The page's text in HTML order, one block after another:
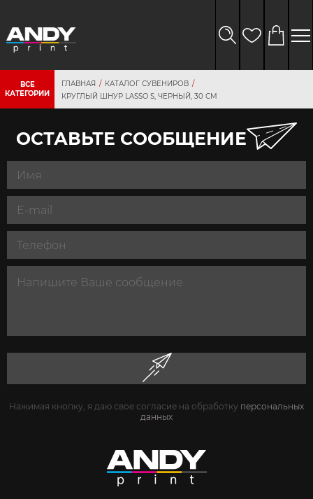
ВСЕ
КАТЕГОРИИ
ГЛАВНАЯ
КАТАЛОГ СУВЕНИРОВ
КРУГЛЫЙ ШНУР LASSO S, ЧЕРНЫЙ, 30 СМ
ОСТАВЬТЕ СООБЩЕНИЕ
Нажимая кнопку, я даю свое согласие на обработку персональных
данных
данных